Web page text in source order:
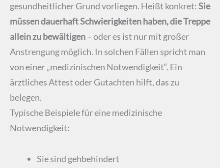
gesundheitlicher Grund vorliegen. Heißt konkret:Sie
müssen dauerhaft Schwierigkeiten haben, die Treppe
allein zu bewältigen– oder es ist nur mit großer
Anstrengung möglich. In solchen Fällen spricht man
von einer „medizinischen Notwendigkeit“. Ein
ärztliches Attest oder Gutachten hilft, das zu
belegen.
Typische Beispiele für eine medizinische
Notwendigkeit:
Sie sind gehbehindert